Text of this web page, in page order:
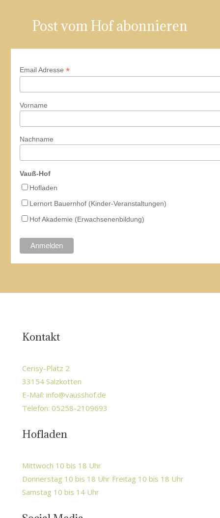
Post vom Hof abonnieren
Email Adresse*
Vorname
Nachname
Vauß-Hof
Hofladen
Lernort Bauernhof (Kinder-Veranstaltungen)
Hof Akademie (Erwachsenenbildung)
Kontakt
Cerisy-Platz 2
33154 Salzkotten
E-Mail: info@vausshof.de
Telefon: 05258-2109693
Hofladen
Mittwoch 10 bis 18 Uhr
Donnerstag 10 bis 18 Uhr Freitag 10 bis 18 Uhr
Samstag 10 bis 14 Uhr